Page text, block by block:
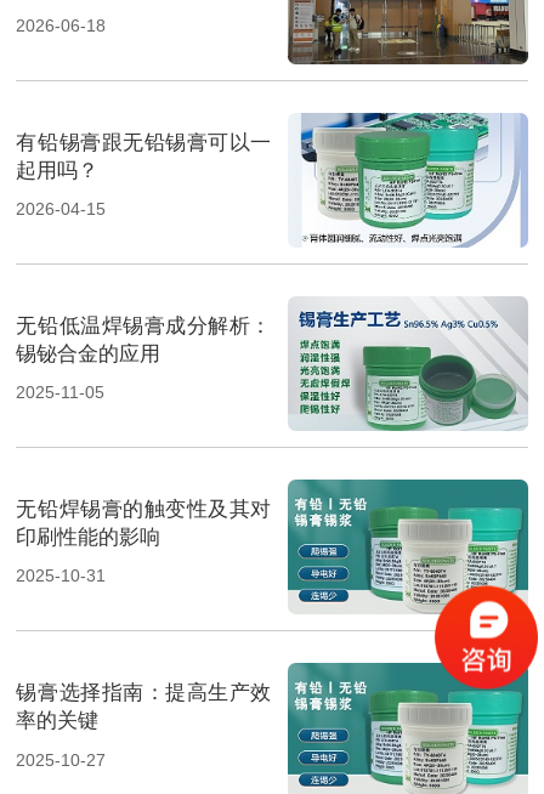
焊料重磅展出，高性能锡膏
2026-06-18
有铅锡膏跟无铅锡膏可以一
起用吗？
2026-04-15
无铅低温焊锡膏成分解析：
锡铋合金的应用
2025-11-05
无铅焊锡膏的触变性及其对
印刷性能的影响
2025-10-31
锡膏选择指南：提高生产效
率的关键
2025-10-27